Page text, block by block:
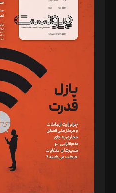
د‌بیر ناداستان: سمانه سمیع
د‌بیر خدمت و تجارت: ابوالفضل رجبی
د‌بیر حقوق فناوری: حسام‌الدین
د‌بیر پیوست جهان: مینا پاکدل
د‌بیر تحریریه آنلاین: بابک نقاش
تحریریه‌: مجتبی محمود‌ی، آرش
مصطفی مسجدی آرانی، ابوالفضل رجبی،
رستمی،مصطفی باستان
ویرایش: نگار استاد‌‌آقا
طراح یونیفرم: مجید توکلی
فیلمبرداری و عکاسی: امیر شفیعی،
گرافیک و صفحه‌آرایی: سید‌سبحان‌علی
مد‌یر توسعه تجاری: کامبیز برید‌
امور مالی: شاپور رهبری، محمد‌ کاظمی‌نیا